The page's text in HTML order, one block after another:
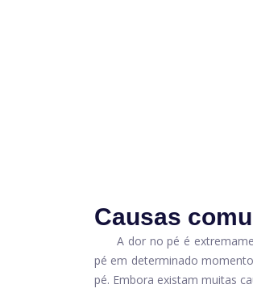
Causas
A dor no pé é
pé em determinado
pé. Embora existam muitas